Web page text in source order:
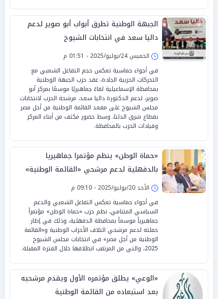
الجبهة الوطنية تطرق أبواب أبو صوير لدعم
داليا سعد في انتخابات الشيوخ
الخميس 24/يوليو/2025 - 01:51 م
في أجواء حماسية تعكس حجم التفاعل الشعبي مع
التحركات الحزبية الجادة، عقد حزب الجبهة الوطنية
بمحافظة الإسماعيلية لقاءً جماهيريًا موسعًا بمركز أبو
صوير، لدعم الدكتورة داليا سعد، مرشحة الحزب لانتخابات
مجلس الشيوخ على مقعد القائمة الوطنية من أجل مصر
بقطاع شرق الدلتا، وسط حضور مكثف من أبناء المركز
وقيادات الحزب بالمحافظة.
«حماة الوطن» ينظم مؤتمرا جماهيريا
بالدقهلية لدعم مرشحي «القائمة الوطنية»
بانتخابات الشيوخ
الأحد 20/يوليو/2025 - 09:10 م
في أجواء حماسية تعكس التفاعل الشعبي والدعم
السياسي المتنامي، نظم حزب «حماة الوطن» مؤتمراً
جماهيرياً موسعاً بمحافظة الدقهلية، وذلك في إطار
حملته لدعم مرشحي ائتلاف الأحزاب الوطنية و«القائمة
الوطنية من أجل مصر» في انتخابات مجلس الشيوخ
2025، والتي من المرتقب انطلاقها خلال الفترة المقبلة.
«الوعي» يطلق مؤتمره الأول ويقدم مرشحيه
بعد استبعاده من القائمة الوطنية